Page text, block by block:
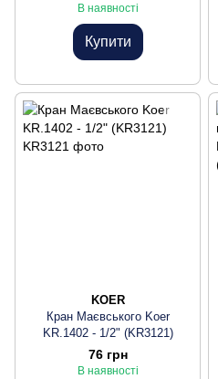
В наявності
Купити
KOER
Кран Маєвського Koer
KR.1402 - 1/2" (KR3121)
76 грн
В наявності